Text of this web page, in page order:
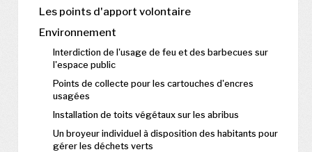
Les points d'apport volontaire
Environnement
Interdiction de l'usage de feu et des barbecues sur
l'espace public
Points de collecte pour les cartouches d'encres
usagées
Installation de toits végétaux sur les abribus
Un broyeur individuel à disposition des habitants pour
gérer les déchets verts